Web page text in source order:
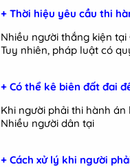
+ Thời hiệu yêu cầu thi
Nhiều người thắng kiện
Tuy nhiên, pháp luật có
+ Có thể kê biên đất đai
Khi người phải thi hành
Nhiều người dân tại
+ Cách xử lý khi người